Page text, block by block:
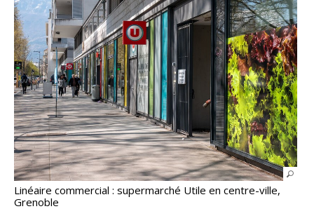
Linéaire commercial : supermarché Utile en centre-ville,
Grenoble